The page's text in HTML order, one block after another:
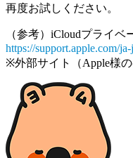
再度お試しください。
（参考）iCloudプライベ
https://support.apple.com/
※外部サイト（Apple様